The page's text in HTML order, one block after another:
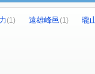
(1) 遠雄峰邑(1)
瓏
二段